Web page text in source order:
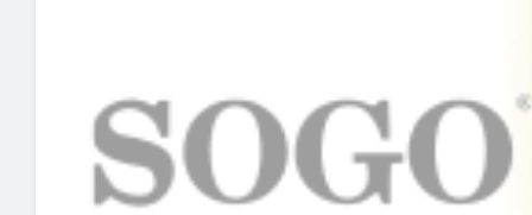
INICIO
EMPRESAS